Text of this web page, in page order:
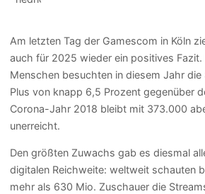
Am letzten Tag der Gamescom in Köln
auch für 2025 wieder ein positives
Menschen besuchten in diesem Jahr die
Plus von knapp 6,5 Prozent gegenüber
Corona-Jahr 2018 bleibt mit 373.000
unerreicht.
Den größten Zuwachs gab es diesmal
digitalen Reichweite: weltweit schauten
mehr als 630 Mio. Zuschauer die